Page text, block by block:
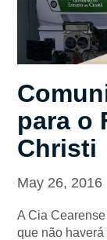
para o
Christi
May 26, 2016
A Cia
que não